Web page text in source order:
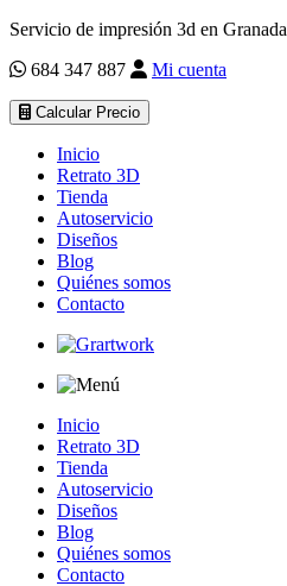
Servicio de impresión 3d en Granada
684 347 887
Mi cuenta
Calcular Precio
Inicio
Retrato 3D
Tienda
Autoservicio
Diseños
Blog
Quiénes somos
Contacto
Inicio
Retrato 3D
Tienda
Autoservicio
Diseños
Blog
Quiénes somos
Contacto